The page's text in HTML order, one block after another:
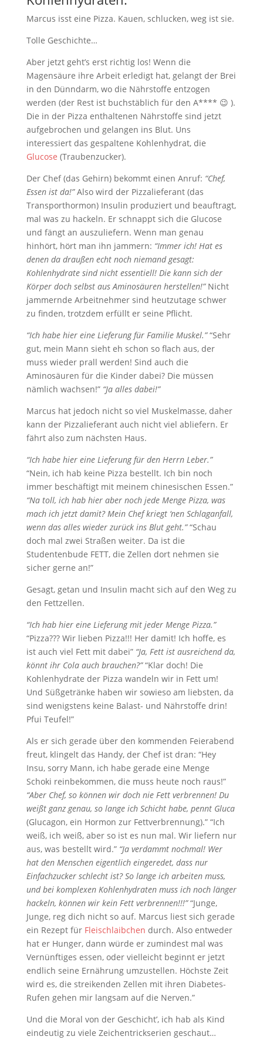
Marcus isst eine Pizza. Kauen, schlucken, weg ist sie.
Tolle Geschichte…
Aber jetzt geht’s erst richtig los! Wenn die
Magensäure ihre Arbeit erledigt hat, gelangt der Brei
in den Dünndarm, wo die Nährstoffe entzogen
werden (der Rest ist buchstäblich für den A**** 😉 ).
Die in der Pizza enthaltenen Nährstoffe sind jetzt
aufgebrochen und gelangen ins Blut. Uns
interessiert das gespaltene Kohlenhydrat, die
Glucose (Traubenzucker).
Der Chef (das Gehirn) bekommt einen Anruf: “Chef,
Essen ist da!”Also wird der Pizzalieferant (das
Transporthormon) Insulin produziert und beauftragt,
mal was zu hackeln. Er schnappt sich die Glucose
und fängt an auszuliefern. Wenn man genau
hinhört, hört man ihn jammern: “Immer ich! Hat es
denen da draußen echt noch niemand gesagt:
Kohlenhydrate sind nicht essentiell! Die kann sich der
Körper doch selbst aus Aminosäuren herstellen!”Nicht
jammernde Arbeitnehmer sind heutzutage schwer
zu finden, trotzdem erfüllt er seine Pflicht.
“Ich habe hier eine Lieferung für Familie Muskel.”“Sehr
gut, mein Mann sieht eh schon so flach aus, der
muss wieder prall werden! Sind auch die
Aminosäuren für die Kinder dabei? Die müssen
nämlich wachsen!” “Ja alles dabei!”
Marcus hat jedoch nicht so viel Muskelmasse, daher
kann der Pizzalieferant auch nicht viel abliefern. Er
fährt also zum nächsten Haus.
“Ich habe hier eine Lieferung für den Herrn Leber.”
“Nein, ich hab keine Pizza bestellt. Ich bin noch
immer beschäftigt mit meinem chinesischen Essen.”
“Na toll, ich hab hier aber noch jede Menge Pizza, was
mach ich jetzt damit? Mein Chef kriegt ‘nen Schlaganfall,
wenn das alles wieder zurück ins Blut geht.”“Schau
doch mal zwei Straßen weiter. Da ist die
Studentenbude FETT, die Zellen dort nehmen sie
sicher gerne an!”
Gesagt, getan und Insulin macht sich auf den Weg zu
den Fettzellen.
“Ich hab hier eine Lieferung mit jeder Menge Pizza.”
“Pizza??? Wir lieben Pizza!!! Her damit! Ich hoffe, es
ist auch viel Fett mit dabei”“Ja, Fett ist ausreichend da,
könnt ihr Cola auch brauchen?”“Klar doch! Die
Kohlenhydrate der Pizza wandeln wir in Fett um!
Und Süßgetränke haben wir sowieso am liebsten, da
sind wenigstens keine Balast- und Nährstoffe drin!
Pfui Teufel!”
Als er sich gerade über den kommenden Feierabend
freut, klingelt das Handy, der Chef ist dran: “Hey
Insu, sorry Mann, ich habe gerade eine Menge
Schoki reinbekommen, die muss heute noch raus!”
“Aber Chef, so können wir doch nie Fett verbrennen! Du
weißt ganz genau, so lange ich Schicht habe, pennt Gluca
(Glucagon, ein Hormon zur Fettverbrennung).” “Ich
weiß, ich weiß, aber so ist es nun mal. Wir liefern nur
aus, was bestellt wird.”“Ja verdammt nochmal! Wer
hat den Menschen eigentlich eingeredet, dass nur
Einfachzucker schlecht ist? So lange ich arbeiten muss,
und bei komplexen Kohlenhydraten muss ich noch länger
hackeln, können wir kein Fett verbrennen!!!”“Junge,
Junge, reg dich nicht so auf. Marcus liest sich gerade
ein Rezept für Fleischlaibchen durch. Also entweder
hat er Hunger, dann würde er zumindest mal was
Vernünftiges essen, oder vielleicht beginnt er jetzt
endlich seine Ernährung umzustellen. Höchste Zeit
wird es, die streikenden Zellen mit ihren Diabetes-
Rufen gehen mir langsam auf die Nerven.”
Und die Moral von der Geschicht’, ich hab als Kind
eindeutig zu viele Zeichentrickserien geschaut…